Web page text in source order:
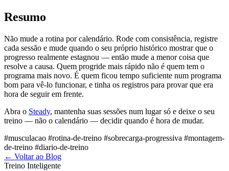
Resumo
Não mude a rotina por calendário. Rode com consistência, registre
cada sessão e mude quando o seu próprio histórico mostrar que o
progresso realmente estagnou — então mude a menor coisa que
resolve a causa. Quem progride mais rápido não é quem tem o
programa mais novo. É quem ficou tempo suficiente num programa
bom para vê-lo funcionar, e tinha os registros para provar que era
hora de seguir em frente.
Abra o Steady, mantenha suas sessões num lugar só e deixe o seu
treino — não o calendário — decidir quando é hora de mudar.
#musculacao #rotina-de-treino #sobrecarga-progressiva #montagem-
de-treino #diario-de-treino
← Voltar ao Blog
Treino Inteligente